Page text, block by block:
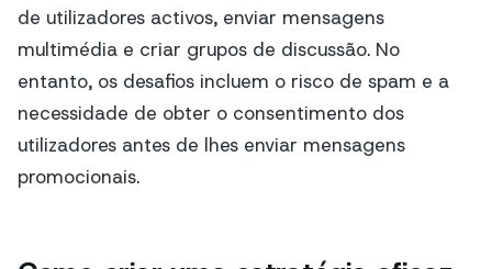
de utilizadores activos, enviar mensagens
multimédia e criar grupos de discussão. No
entanto, os desafios incluem o risco de spam e a
necessidade de obter o consentimento dos
utilizadores antes de lhes enviar mensagens
promocionais.